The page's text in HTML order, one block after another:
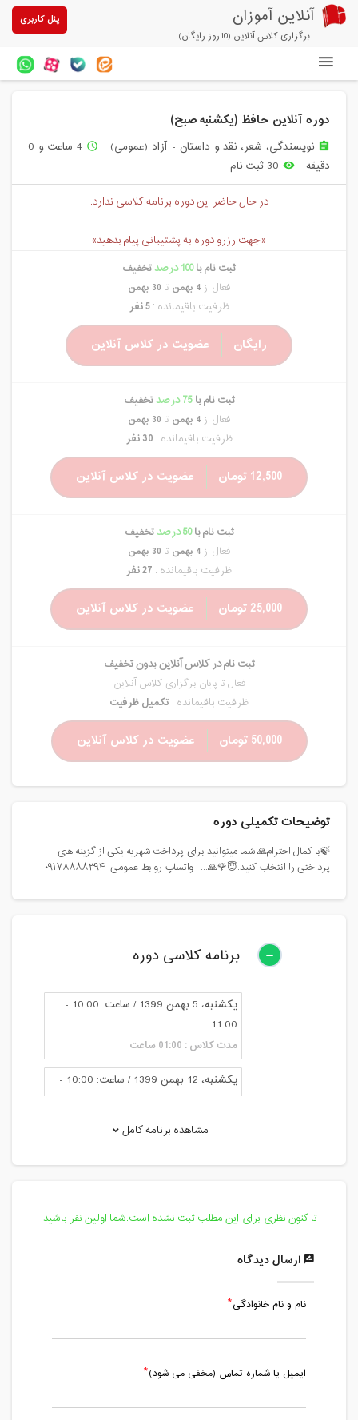
آنلاین آموزان
برگزاری کلاس آنلاین (10روز رایگان)
پنل کاربری
آزمون های آنلاین
درباره ما
دوره آنلاین حافظ (یکشنبه صبح)
assignment نویسندگی، شعر، نقد و داستان - آزاد (عمومی) access_time
4 ساعت و 0
دقیقه
remove_red_eye 30 ثبت نام
در حال حاضر این دوره برنامه کلاسی ندارد.
«جهت رزرو دوره به پشتیبانی پیام بدهید»
ثبت نام با100 درصد تخفیف
فعال از4 بهمن تا 30 بهمن
ظرفیت باقیمانده :5 نفر
رایگان عضویت در کلاس آنلاین
ثبت نام با75 درصد تخفیف
فعال از4 بهمن تا 30 بهمن
ظرفیت باقیمانده : 30 نفر
12,500 تومان عضویت در کلاس آنلاین
ثبت نام با50 درصد تخفیف
فعال از4 بهمن تا 30 بهمن
ظرفیت باقیمانده : 27 نفر
25,000 تومان عضویت در کلاس آنلاین
ثبت نام در کلاس آنلاین بدون تخفیف
فعال تا پایان برگزاری کلاس آنلاین
ظرفیت باقیمانده :تکمیل ظرفیت
50,000 تومان عضویت در کلاس آنلاین
توضیحات تکمیلی دوره
🍃با کمال احترام🙏 شما میتوانید برای پرداخت شهریه یکی از گزینه های
پرداختی را انتخاب کنید.😇🌹🙏... . واتساپ روابط عمومی: ۰۹۱۷۸۸۸۸۳۹۴
برنامه کلاسی دوره
یکشنبه، 5 بهمن 1399 / ساعت: 10:00 -
11:00
مدت کلاس : 01:00 ساعت
یکشنبه، 12 بهمن 1399 / ساعت: 10:00 -
مدت کلاس : 01:00 ساعتمشاهده برنامه کامل
تا کنون نظری برای این مطلب ثبت نشده است.شما اولین نفر باشید.
ارسال دیدگاه
نام و نام خانوادگی
ایمیل یا شماره تماس (مخفی می شود)